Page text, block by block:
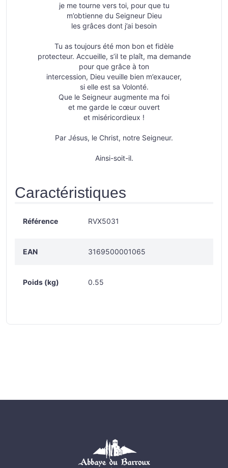
je me tourne vers toi, pour que tu
m’obtienne du Seigneur Dieu
les grâces dont j’ai besoin
Tu as toujours été mon bon et fidèle
protecteur. Accueille, s’il te plaît, ma demande
pour que grâce à ton
intercession, Dieu veuille bien m’exaucer,
si elle est sa Volonté.
Que le Seigneur augmente ma foi
et me garde le cœur ouvert
et miséricordieux !
Par Jésus, le Christ, notre Seigneur.
Ainsi-soit-il.
Caractéristiques
Référence RVX5031
EAN 3169500001065
Poids (kg) 0.55